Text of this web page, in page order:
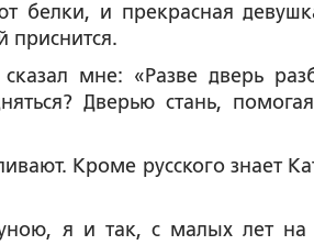
белки, и прекрасная
приснится.
мне: «Разве дверь
Дверью стань,
Кроме русского знает
я и так, с малых лет